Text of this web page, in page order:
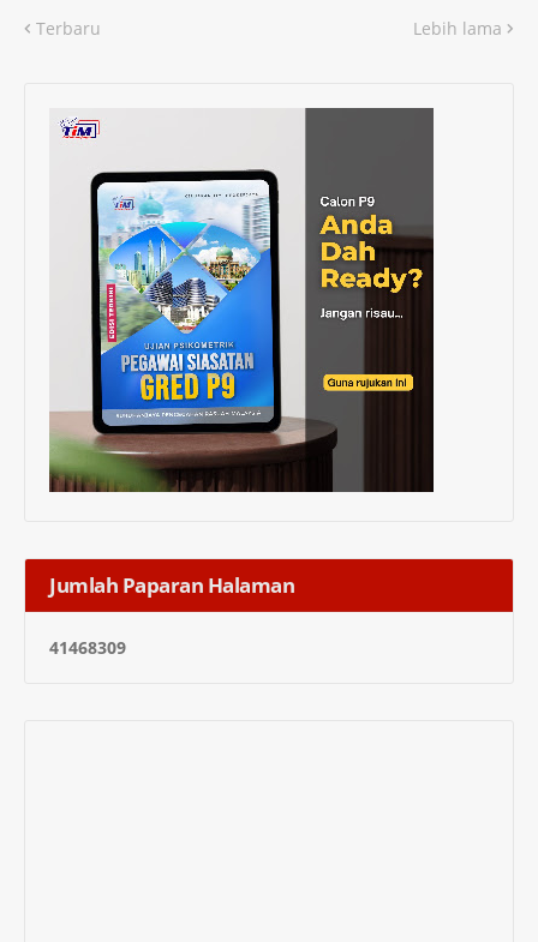
Terbaru Lebih lama
Jumlah Paparan Halaman
41468309